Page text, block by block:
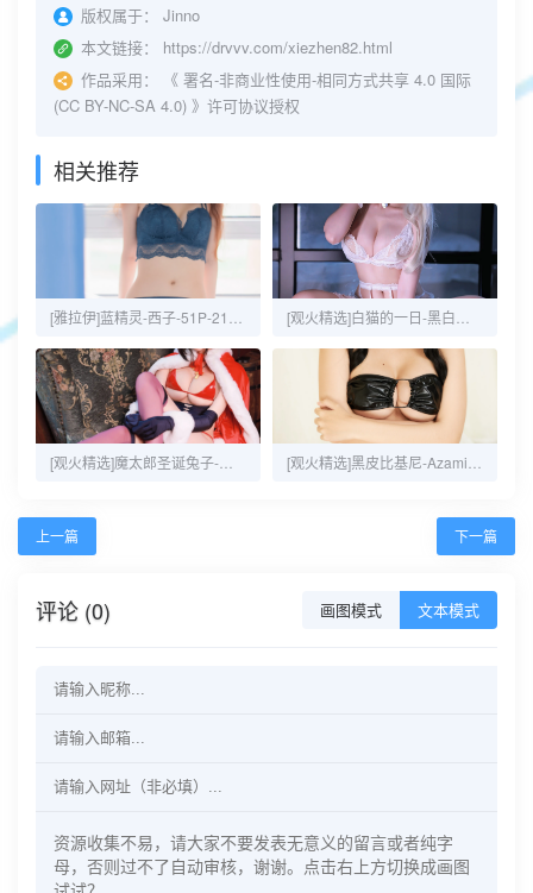
版权属于：
Jinno
本文链接：
https://drvvv.com/xiezhen82.html
作品采用：
《 署名-非商业性使用-相同方式共享 4.0 国际
(CC BY-NC-SA 4.0) 》许可协议授权
相关推荐
上一篇 下一篇
评论 (0) 画图模式 文本模式